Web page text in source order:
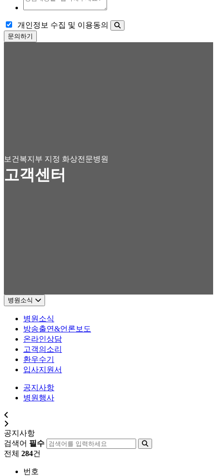
개인정보 수집 및 이용동의
문의하기
보건복지부 지정 화상전문병원
고객센터
병원소식
병원소식
방송출연&언론보도
온라인상담
고객의소리
환우수기
입사지원서
공지사항
병원행사
공지사항
검색어 필수
전체 284건
번호